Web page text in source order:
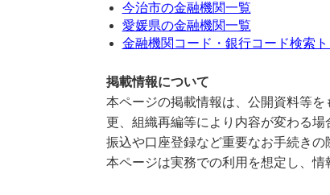
今治市の金融機関一覧
愛媛県の金融機関一覧
金融機関コード・銀行コード検索
掲載情報について
本ページの掲載情報は、公開資料等
更、組織再編等により内容が変わる場
振込や口座登録など重要なお手続きの
本ページは実務での利用を想定し、情